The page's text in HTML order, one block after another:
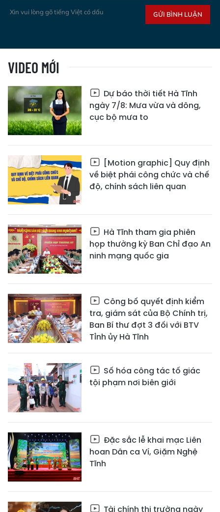
Xin vui lòng gõ tiếng Việt có dấu GỬI BÌNH LUẬN
VIDEO MỚI
Dự báo thời tiết Hà Tĩnh
ngày 7/8: Mưa vừa và dông,
cục bộ mưa to
[Motion graphic] Quy định
về biệt phái công chức và chế
độ, chính sách liên quan
Hà Tĩnh tham gia phiên
họp thường kỳ Ban Chỉ đạo An
ninh mạng quốc gia
Công bố quyết định kiểm
tra, giám sát của Bộ Chính trị,
Ban Bí thư đợt 3 đối với BTV
Tỉnh ủy Hà Tĩnh
Số hóa công tác tố giác
tội phạm nơi biên giới
Đặc sắc lễ khai mạc Liên
hoan Dân ca Ví, Giặm Nghệ
Tĩnh
Tài chính thị trường ngày